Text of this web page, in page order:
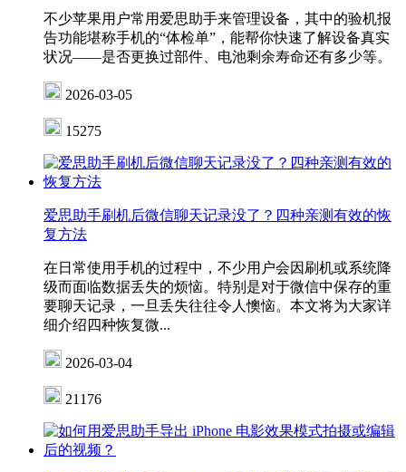
不少苹果用户常用爱思助手来管理设备，其中的验机报
告功能堪称手机的“体检单”，能帮你快速了解设备真实
状况——是否更换过部件、电池剩余寿命还有多少等。
2026-03-05
15275
爱思助手刷机后微信聊天记录没了？四种亲测有效的恢
复方法
在日常使用手机的过程中，不少用户会因刷机或系统降
级而面临数据丢失的烦恼。特别是对于微信中保存的重
要聊天记录，一旦丢失往往令人懊恼。本文将为大家详
细介绍四种恢复微...
2026-03-04
21176